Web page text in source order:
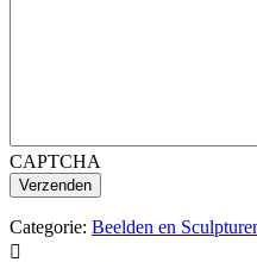
CAPTCHA
Categorie: Beelden en
